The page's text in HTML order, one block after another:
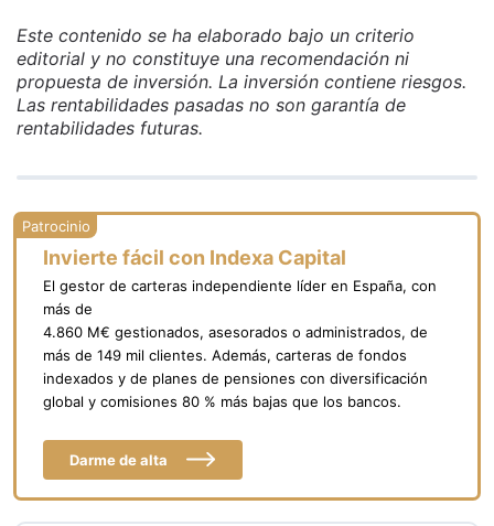
Este contenido se ha elaborado bajo un criterio
editorial y no constituye una recomendación ni
propuesta de inversión. La inversión contiene riesgos.
Las rentabilidades pasadas no son garantía de
rentabilidades futuras.
Invierte fácil con Indexa Capital
El gestor de carteras independiente líder en España, con
más de
4.860 M€ gestionados, asesorados o administrados, de
más de 149 mil clientes. Además, carteras de fondos
indexados y de planes de pensiones con diversificación
global y comisiones 80 % más bajas que los bancos.
Darme de alta